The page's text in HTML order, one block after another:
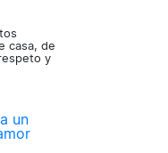
casa, de
y
un